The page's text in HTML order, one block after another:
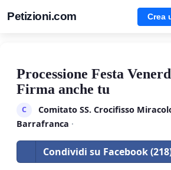
Petizioni.com Crea
Processione Festa
Firma anche tu
C
Comitato SS. Crocifisso
Barrafranca ·
Condividi su Facebook